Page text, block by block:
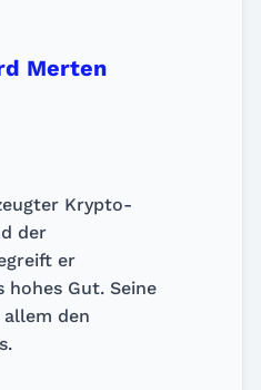
Merten
Krypto-
der
er
Gut. Seine
den